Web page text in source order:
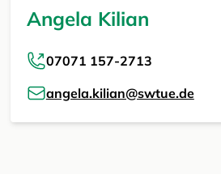
Angela Kilian
07071 157-2713
angela.kilian@swtue.de